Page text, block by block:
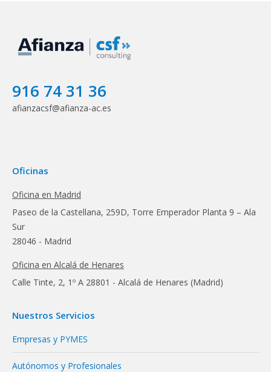
916 74 31 36
afianzacsf@afianza-ac.es
Oficinas
Oficina en Madrid
Paseo de la Castellana, 259D, Torre Emperador Planta 9 – Ala
Sur
28046 - Madrid
Oficina en Alcalá de Henares
Calle Tinte, 2, 1º A 28801 - Alcalá de Henares (Madrid)
Nuestros Servicios
Empresas y PYMES
Autónomos y Profesionales